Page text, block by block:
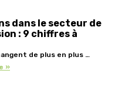
dans le secteur de
: 9 chiffres à
de plus en plus …
»